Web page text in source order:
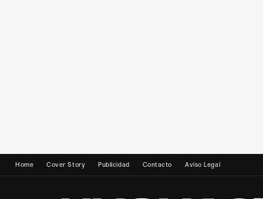
Home Cover Story Publicidad Contacto Aviso Legal